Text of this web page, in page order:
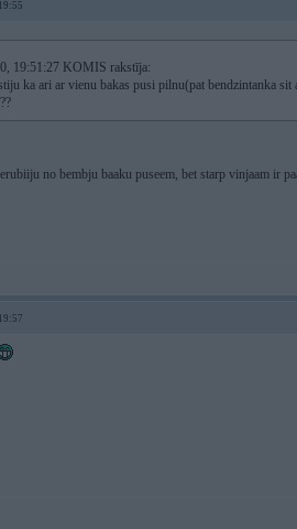
19:51:27 KOMIS rakstīja:
ka ari ar vienu bakas pusi pilnu(pat bendzintanka
no bembju baaku puseem, bet starp vinjaam ir